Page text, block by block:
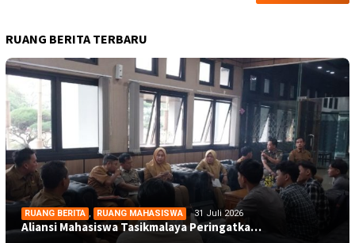
RUANG BERITA TERBARU
RUANG BERITA , RUANG MAHASISWA 31 Juli 2026
Aliansi Mahasiswa Tasikmalaya Peringatka…